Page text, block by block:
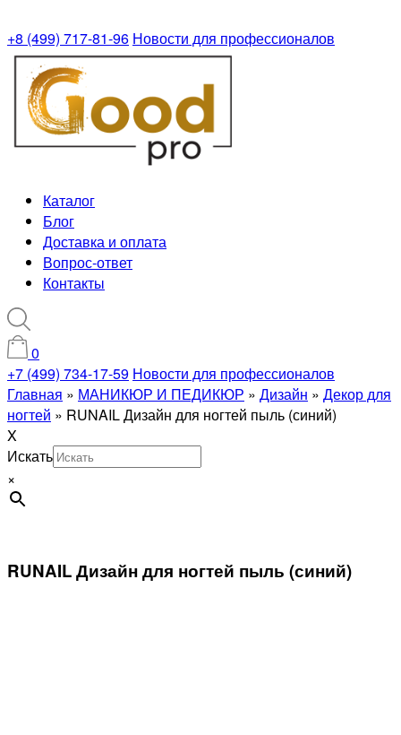
+8 (499) 717-81-96 Новости для профессионалов
Каталог
Блог
Доставка и оплата
Вопрос-ответ
Контакты
0
+7 (499) 734-17-59 Новости для профессионалов
Главная » МАНИКЮР И ПЕДИКЮР » Дизайн » Декор для
ногтей » RUNAIL Дизайн для ногтей пыль (синий)
X
Искать
×
RUNAIL Дизайн для ногтей пыль (синий)